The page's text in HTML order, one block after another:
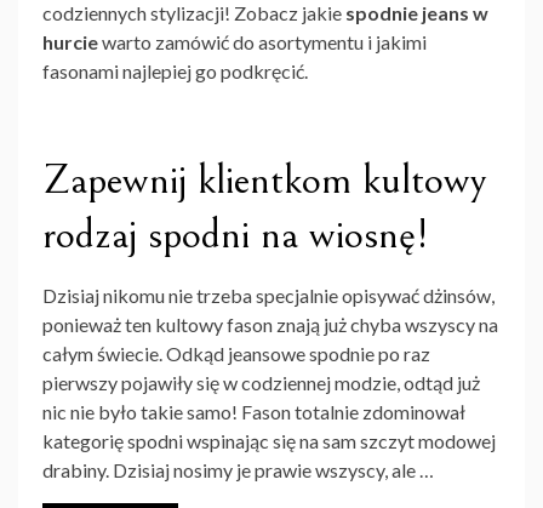
codziennych stylizacji! Zobacz jakie spodnie jeans w
hurciewarto zamówić do asortymentu i jakimi
fasonami najlepiej go podkręcić.
Zapewnij klientkom kultowy
rodzaj spodni na wiosnę!
Dzisiaj nikomu nie trzeba specjalnie opisywać dżinsów,
ponieważ ten kultowy fason znają już chyba wszyscy na
całym świecie. Odkąd jeansowe spodnie po raz
pierwszy pojawiły się w codziennej modzie, odtąd już
nic nie było takie samo! Fason totalnie zdominował
kategorię spodni wspinając się na sam szczyt modowej
drabiny. Dzisiaj nosimy je prawie wszyscy, ale …